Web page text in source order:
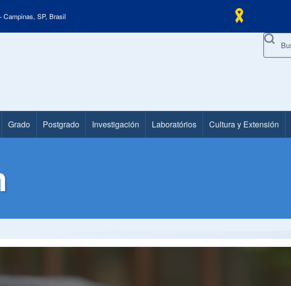
Campinas, SP, Brasil
Buscar
Grado Postgrado Investigación Laboratórios Cultura y Extensión